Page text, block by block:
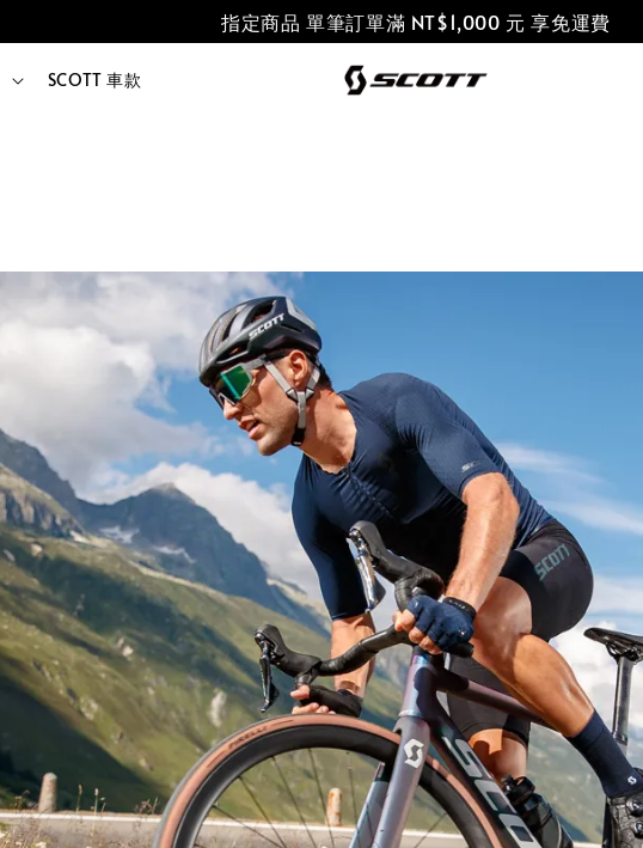
指定商品 單筆訂單滿 NT$1,000 元 享免運費
SCOTT 車款